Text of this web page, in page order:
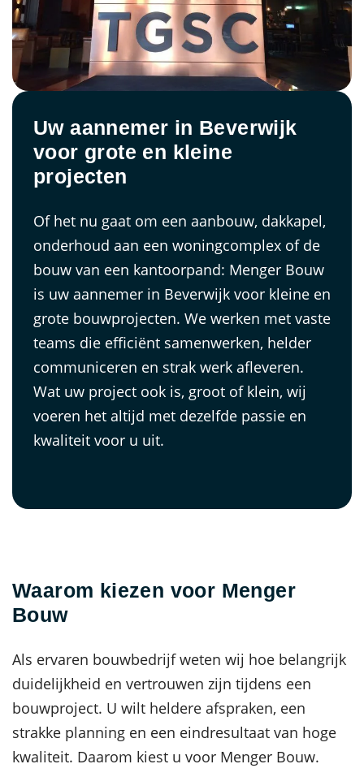
Uw aannemer in Beverwijk
voor grote en kleine
projecten
Of het nu gaat om een aanbouw, dakkapel,
onderhoud aan een woningcomplex of de
bouw van een kantoorpand: Menger Bouw
is uw aannemer in Beverwijk voor kleine en
grote bouwprojecten. We werken met vaste
teams die efficiënt samenwerken, helder
communiceren en strak werk afleveren.
Wat uw project ook is, groot of klein, wij
voeren het altijd met dezelfde passie en
kwaliteit voor u uit.
Waarom kiezen voor Menger
Bouw
Als ervaren bouwbedrijf weten wij hoe belangrijk
duidelijkheid en vertrouwen zijn tijdens een
bouwproject. U wilt heldere afspraken, een
strakke planning en een eindresultaat van hoge
kwaliteit. Daarom kiest u voor Menger Bouw.